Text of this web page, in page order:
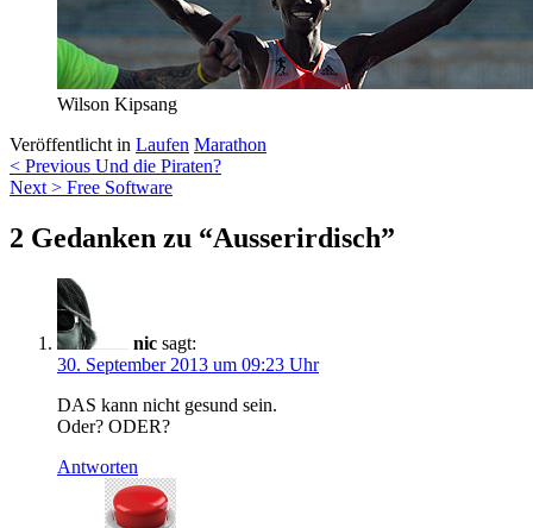
Wilson Kipsang
Veröffentlicht in Laufen Marathon
Beitragsnavigation
< Previous Und die Piraten?
Next > Free Software
2 Gedanken zu “Ausserirdisch”
nic sagt:
30. September 2013 um 09:23 Uhr
DAS kann nicht gesund sein.
Oder? ODER?
Antworten